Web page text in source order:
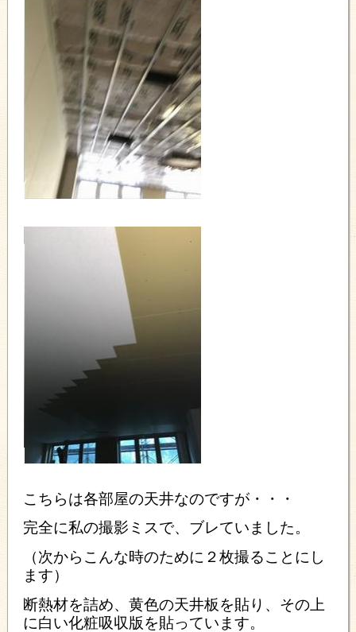
こちらは各部屋の天井なのですが・・・
完全に私の撮影ミスで、ブレていました。
（次からこんな時のために２枚撮ることにし
ます）
断熱材を詰め、黄色の天井板を貼り、その上
に白い化粧吸収版を貼っています。